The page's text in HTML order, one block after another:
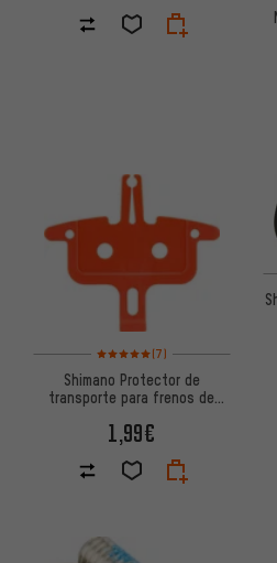
Valoración media: 5 de 5 basada
(7)
Shimano Protector de
transporte para frenos de
1,99€